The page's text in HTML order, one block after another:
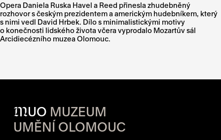
Opera Daniela Ruska Havel a Reed přinesla zhudebněný
rozhovor s českým prezidentem a americkým hudebníkem, který
s nimi vedl David Hrbek. Dílo s minimalistickými motivy
o konečnosti lidského života včera vyprodalo Mozartův sál
Arcidiecézního muzea Olomouc.
MUO MUZEUM
UMĚNÍ OLOMOUC